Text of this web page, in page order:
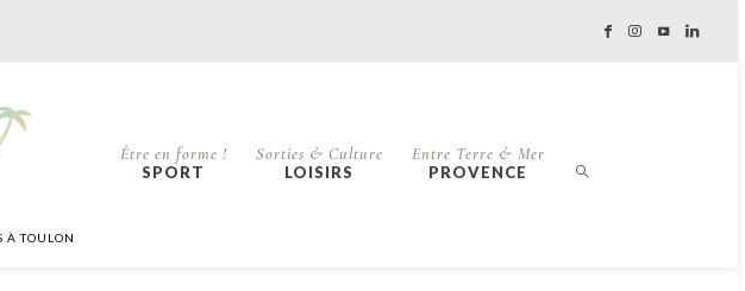
À TOULON
Être en forme !
SPORT
Sorties & Culture
LOISIRS
Entre Terre & Mer
PROVENCE